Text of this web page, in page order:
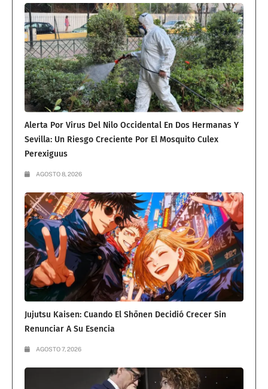
Alerta Por Virus Del Nilo Occidental En Dos Hermanas Y
Sevilla: Un Riesgo Creciente Por El Mosquito Culex
Perexiguus
AGOSTO 8, 2026
Jujutsu Kaisen: Cuando El Shōnen Decidió Crecer Sin
Renunciar A Su Esencia
AGOSTO 7, 2026